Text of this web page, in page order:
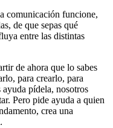
comunicación funcione,
de que sepas qué
entre las distintas
de ahora que lo sabes
para crearlo, para
pídela, nosotros
Pero pide ayuda a quien
crea una